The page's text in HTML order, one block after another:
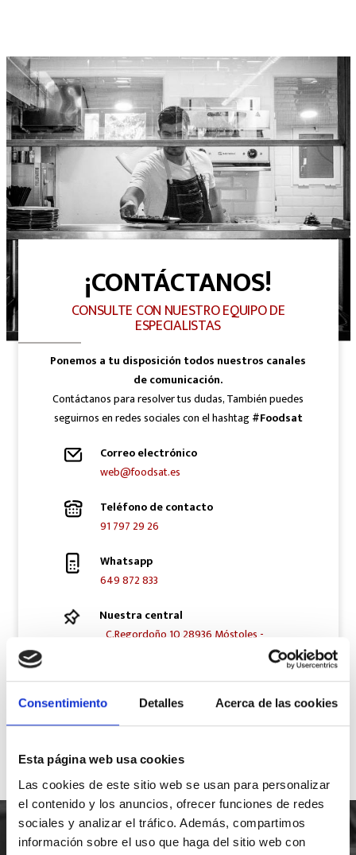
Consentimiento Detalles Acerca de las cookies
Esta página web usa cookies
Las cookies de este sitio web se usan para personalizar
el contenido y los anuncios, ofrecer funciones de redes
sociales y analizar el tráfico. Además, compartimos
información sobre el uso que haga del sitio web con
¡CONTÁCTANOS!
CONSULTE CON NUESTRO EQUIPO DE
ESPECIALISTAS
Ponemos a tu disposición todos nuestros canales
de comunicación.
Contáctanos para resolver tus dudas, También puedes
seguirnos en redes sociales con el hashtag#Foodsat
Correo electrónico
web@foodsat.es
Teléfono de contacto
91 797 29 26
Whatsapp
649 872 833
Nuestra central
C.Regordoño 10 28936 Móstoles -
Síguenos en Redes Sociales